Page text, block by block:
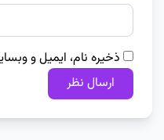
ذخیره نام، ایمیل و